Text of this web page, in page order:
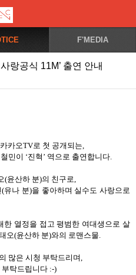
F'MEDIA
랑공식 11M’ 출연 안내
카오TV로 첫 공개되는,
민이 ‘진혁 ’ 역으로 출연합니다.
(윤산하 분)의 친구로,
(유나 분)을 좋아하며 실수도 사랑으로
한 열정을 접고 평범한 여대생으로 살
오(윤산하 분)와의 로맨스물.
많은 시청 부탁드리며,
탁드립니다 :-)